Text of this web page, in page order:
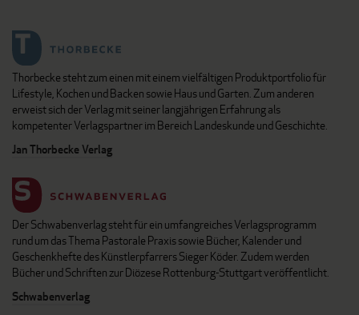
Thorbecke steht zum einen mit einem vielfältigen Produktportfolio für
Lifestyle, Kochen und Backen sowie Haus und Garten. Zum anderen
erweist sich der Verlag mit seiner langjährigen Erfahrung als
kompetenter Verlagspartner im Bereich Landeskunde und Geschichte.
Jan Thorbecke Verlag
Der Schwabenverlag steht für ein umfangreiches Verlagsprogramm
rund um das Thema Pastorale Praxis sowie Bücher, Kalender und
Geschenkhefte des Künstlerpfarrers Sieger Köder. Zudem werden
Bücher und Schriften zur Diözese Rottenburg-Stuttgart veröffentlicht.
Schwabenverlag